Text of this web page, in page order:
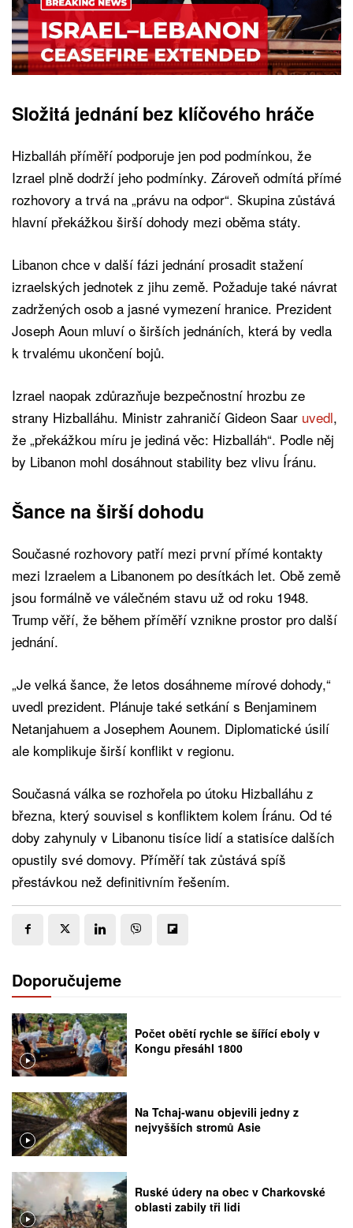
Složitá jednání bez klíčového hráče
Hizballáh příměří podporuje jen pod podmínkou, že
Izrael plně dodrží jeho podmínky. Zároveň odmítá přímé
rozhovory a trvá na „právu na odpor“. Skupina zůstává
hlavní překážkou širší dohody mezi oběma státy.
Libanon chce v další fázi jednání prosadit stažení
izraelských jednotek z jihu země. Požaduje také návrat
zadržených osob a jasné vymezení hranice. Prezident
Joseph Aoun mluví o širších jednáních, která by vedla
k trvalému ukončení bojů.
Izrael naopak zdůrazňuje bezpečnostní hrozbu ze
strany Hizballáhu. Ministr zahraničí Gideon Saar uvedl,
že „překážkou míru je jediná věc: Hizballáh“. Podle něj
by Libanon mohl dosáhnout stability bez vlivu Íránu.
Šance na širší dohodu
Současné rozhovory patří mezi první přímé kontakty
mezi Izraelem a Libanonem po desítkách let. Obě země
jsou formálně ve válečném stavu už od roku 1948.
Trump věří, že během příměří vznikne prostor pro další
jednání.
„Je velká šance, že letos dosáhneme mírové dohody,“
uvedl prezident. Plánuje také setkání s Benjaminem
Netanjahuem a Josephem Aounem. Diplomatické úsilí
ale komplikuje širší konflikt v regionu.
Současná válka se rozhořela po útoku Hizballáhu z
března, který souvisel s konfliktem kolem Íránu. Od té
doby zahynuly v Libanonu tisíce lidí a statisíce dalších
opustily své domovy. Příměří tak zůstává spíš
přestávkou než definitivním řešením.
Doporučujeme
Počet obětí rychle se šířící eboly v
Kongu přesáhl 1800
Na Tchaj-wanu objevili jedny z
nejvyšších stromů Asie
Ruské údery na obec v Charkovské
oblasti zabily tři lidi